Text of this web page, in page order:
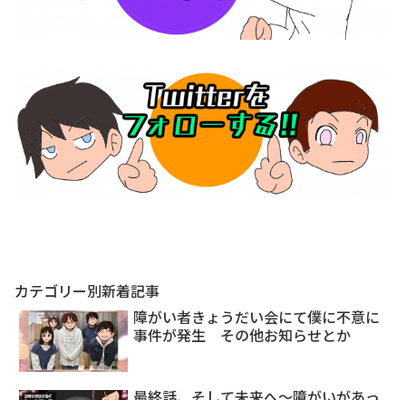
カテゴリー別新着記事
障がい者きょうだい会にて僕に不意に
事件が発生 その他お知らせとか